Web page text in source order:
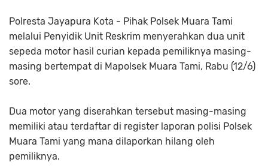
Polresta Jayapura Kota - Pihak Polsek Muara Tami
melalui Penyidik Unit Reskrim menyerahkan dua unit
sepeda motor hasil curian kepada pemiliknya masing-
masing bertempat di Mapolsek Muara Tami, Rabu (12/6)
sore.
Dua motor yang diserahkan tersebut masing-masing
memiliki atau terdaftar di register laporan polisi Polsek
Muara Tami yang mana dilaporkan hilang oleh
pemiliknya.